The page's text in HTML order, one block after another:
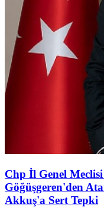
Chp İl Genel
Göğüşgeren'den
Akkuş'a Sert Tepki